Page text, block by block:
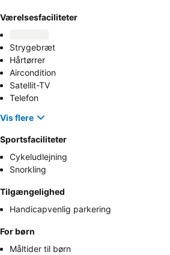
Værelsesfaciliteter
Strygebræt
Hårtørrer
Aircondition
Satellit-TV
Telefon
Vis flere
Sportsfaciliteter
Cykeludlejning
Snorkling
Tilgængelighed
Handicapvenlig parkering
For børn
Måltider til børn